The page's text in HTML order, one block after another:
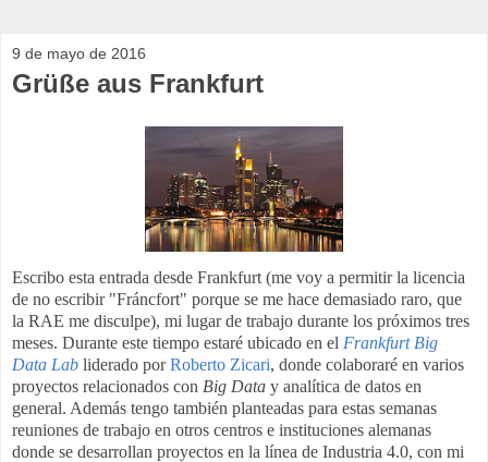
9 de mayo de 2016
Grüße aus Frankfurt
Escribo esta entrada desde Frankfurt (me voy a permitir la licencia
de no escribir "Fráncfort" porque se me hace demasiado raro, que
la RAE me disculpe), mi lugar de trabajo durante los próximos tres
meses. Durante este tiempo estaré ubicado en el Frankfurt Big
Data Lab liderado porRoberto Zicari, donde colaboraré en varios
proyectos relacionados con Big Data y analítica de datos en
general. Además tengo también planteadas para estas semanas
reuniones de trabajo en otros centros e instituciones alemanas
donde se desarrollan proyectos en la línea de Industria 4.0, con mi